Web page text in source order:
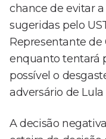
chance de evitar
sugeridas pelo
Representante de
enquanto tentará
possível o
adversário de
A decisão